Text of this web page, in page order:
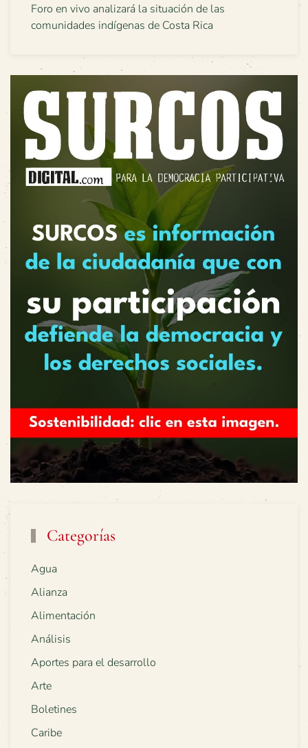
Foro en vivo analizará la situación de las
comunidades indígenas de Costa Rica
Categorías
Agua
Alianza
Alimentación
Análisis
Aportes para el desarrollo
Arte
Boletines
Caribe